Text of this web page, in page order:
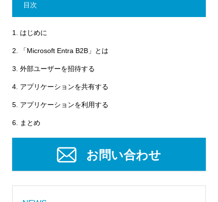
目次
1. はじめに
2. 「Microsoft Entra B2B」とは
3. 外部ユーザーを招待する
4. アプリケーションを共有する
5. アプリケーションを利用する
6. まとめ
お問い合わせ